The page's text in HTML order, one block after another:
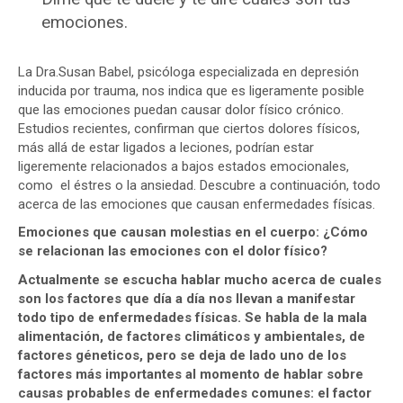
emociones.
La Dra.Susan Babel, psicóloga especializada en depresión
inducida por trauma, nos indica que es ligeramente posible
que las emociones puedan causar dolor físico crónico.
Estudios recientes, confirman que ciertos dolores físicos,
más allá de estar ligados a leciones, podrían estar
ligeremente relacionados a bajos estados emocionales,
como el éstres o la ansiedad. Descubre a continuación, todo
acerca de las emociones que causan enfermedades físicas.
Emociones que causan molestias en el cuerpo: ¿Cómo
se relacionan las emociones con el dolor físico?
Actualmente se escucha hablar mucho acerca de cuales
son los factores que día a día nos llevan a manifestar
todo tipo de enfermedades físicas. Se habla de la mala
alimentación, de factores climáticos y ambientales, de
factores géneticos, pero se deja de lado uno de los
factores más importantes al momento de hablar sobre
causas probables de enfermedades comunes: el factor